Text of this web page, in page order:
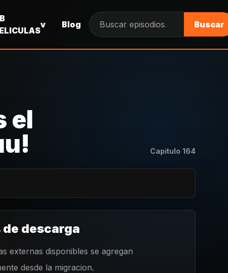
v Blog
Buscar episodios
Buscar
el
Capitulo 164
de descarga
externas disponibles se agregan
desde la migracion.